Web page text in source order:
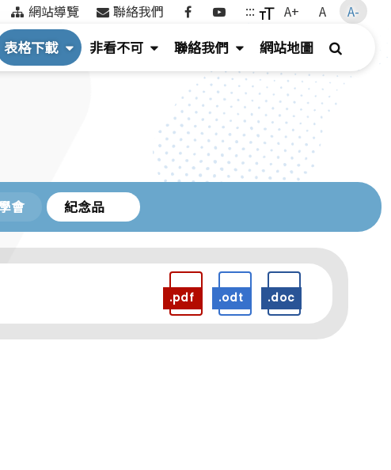
網站導覽 聯絡我們 FacebookYoutube
::: A+ A A-
表格下載 (按
鍵
展
開
次
選
非看不可(
按
[下]，
下
開
次
聯絡我們(
按
鍵
盤
[下]，
向
下
開
次
選
單)
網站地圖
尋
會 紀念品
.pdf .odt .doc